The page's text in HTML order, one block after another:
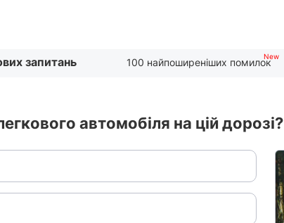
запитань 100 найпоширеніших помилок
автомобіля на цій дорозі?